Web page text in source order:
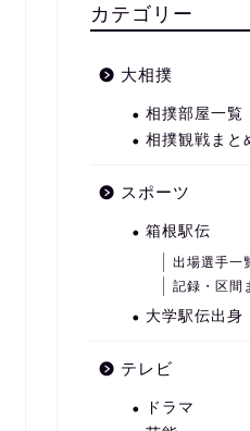
カテゴリー
大相撲
相撲部屋一覧
相撲観戦まと
スポーツ
箱根駅伝
出場選手一
記録・区間
大学駅伝出身
テレビ
ドラマ